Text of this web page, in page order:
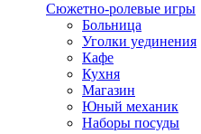
Сюжетно-ролевые игры
Больница
Уголки уединения
Кафе
Кухня
Магазин
Юный механик
Наборы посуды